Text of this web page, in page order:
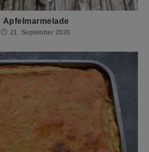
Apfelmarmelade
21. September 2020